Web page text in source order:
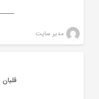
مدیر سایت